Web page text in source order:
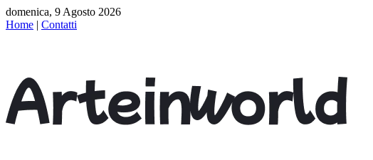
domenica, 9 Agosto 2026
Home | Contatti